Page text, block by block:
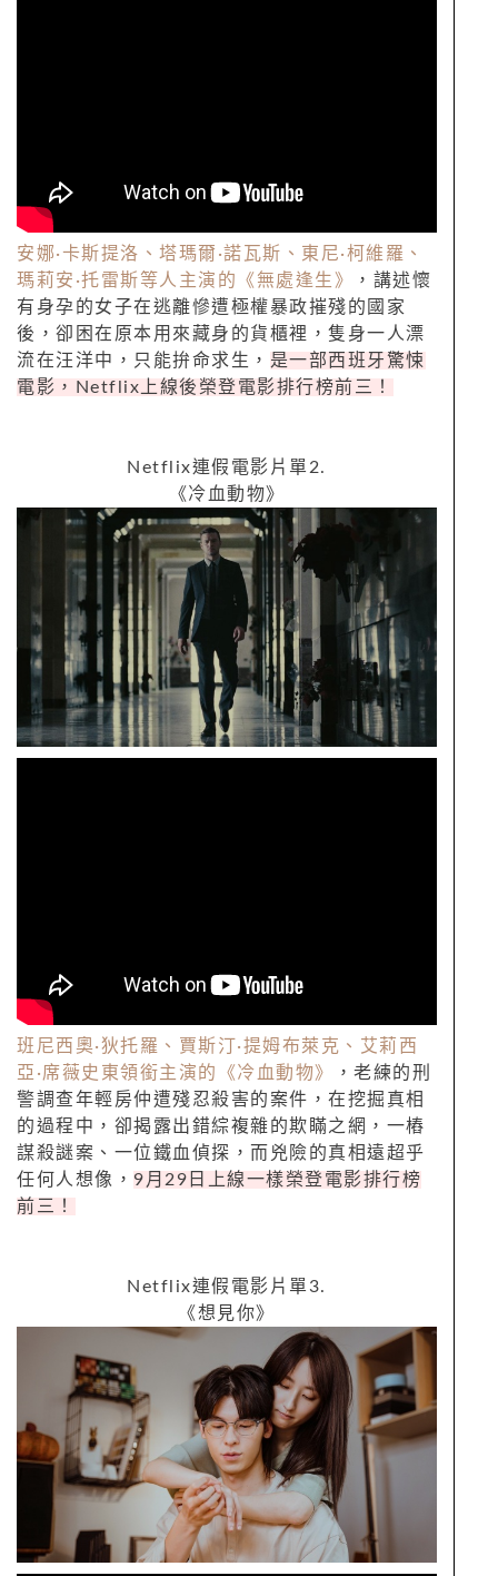
安娜·卡斯提洛、塔瑪爾 ·諾瓦斯、東尼·柯維羅、
瑪莉安 ·托雷斯等人主演的《無處逢生》
，講述懷
有身孕的女子在逃離慘遭極權暴政摧殘的國家
後，卻困在原本用來藏身的貨櫃裡，隻身一人漂
流在汪洋中，只能拚命求生， 是一部西班牙驚悚
電影，
Netflix 上線後榮登電影排行榜前三！
Netflix連假電影片單2.
《冷血動物》
班尼西奧·狄托羅、賈斯汀 ·提姆布萊克、艾莉西
亞 ·席薇史東領銜主演的《冷血動物》
，老練的刑
警調查年輕房仲遭殘忍殺害的案件，在挖掘真相
的過程中，卻揭露出錯綜複雜的欺瞞之網，一樁
謀殺謎案、一位鐵血偵探，而兇險的真相遠超乎
任何人想像， 9 月 29 日上線一樣榮登電影排行榜
前三！
Netflix連假電影片單3.
《想見你》